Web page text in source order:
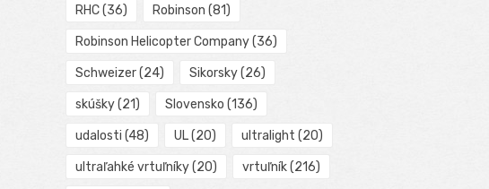
RHC(36) Robinson (81)
Robinson Helicopter Company(36)
Schweizer(24) Sikorsky(26)
skúšky(21) Slovensko (136)
udalosti (48) UL(20) ultralight (20)
ultraľahké vrtuľníky(20) vrtuľník(216)